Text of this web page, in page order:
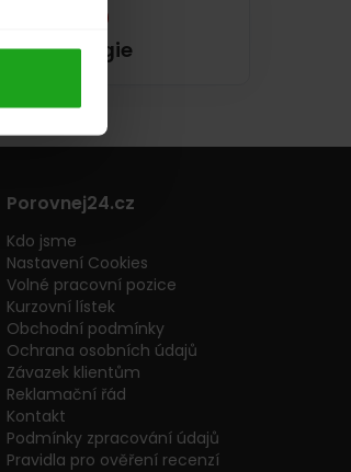
Energie
Porovnej24.cz
Kdo jsme
Nastavení Cookies
Volné pracovní pozice
Kurzovní lístek
Obchodní podmínky
Ochrana osobních údajů
Závazek klientům
Reklamační řád
Kontakt
Podmínky zpracování údajů
Pravidla pro ověření recenzí